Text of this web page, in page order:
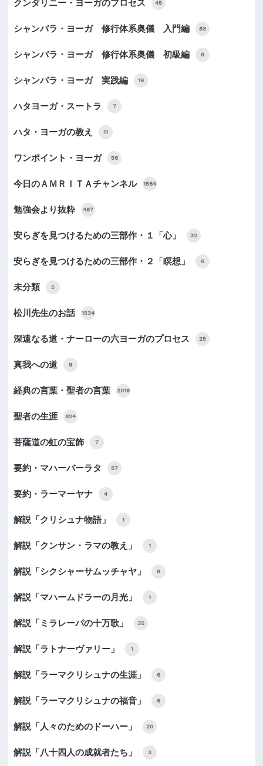
クンダリニー・ヨーガのプロセス 45
シャンバラ・ヨーガ 修行体系奥儀 入門編 83
シャンバラ・ヨーガ 修行体系奥儀 初級編 9
シャンバラ・ヨーガ 実践編 19
ハタヨーガ・スートラ 7
ハタ・ヨーガの教え 11
ワンポイント・ヨーガ 56
今日のＡＭＲＩＴＡチャンネル 1564
勉強会より抜粋 487
安らぎを見つけるための三部作・１「心」 32
安らぎを見つけるための三部作・２「瞑想」 6
未分類 5
松川先生のお話 1534
深遠なる道・ナーローの六ヨーガのプロセス 25
真我への道 9
経典の言葉・聖者の言葉 2016
聖者の生涯 824
菩薩道の虹の宝飾 7
要約・マハーバーラタ 57
要約・ラーマーヤナ 4
解説「クリシュナ物語」 1
解説「クンサン・ラマの教え」 1
解説「シクシャーサムッチャヤ」 8
解説「マハームドラーの月光」 1
解説「ミラレーパの十万歌」 35
解説「ラトナーヴァリー」 1
解説「ラーマクリシュナの生涯」 6
解説「ラーマクリシュナの福音」 6
解説「人々のためのドーハー」 20
解説「八十四人の成就者たち」 3